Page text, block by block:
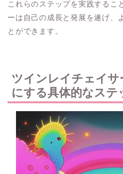
これらのステップを実践するこ
ーは自己の成長と発展を遂げ、
とができます。
ツインレイチェイサ
にする具体的なステ